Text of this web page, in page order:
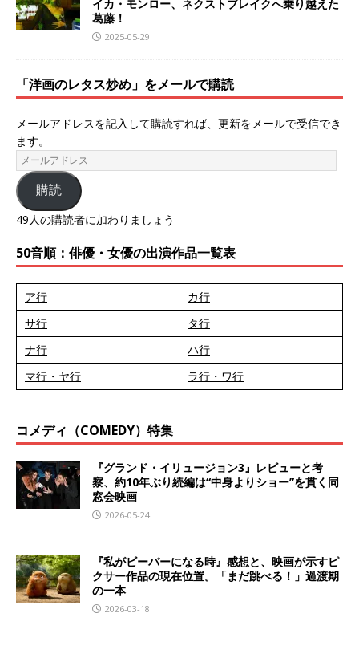
イカ・モンロー、ネクストブレイクへ乗り越えた
葛藤！
2025-05-29
「洋画のレタス炒め」をメールで購読
メールアドレスを記入して購読すれば、更新をメールで受信でき
ます。
購読
49人の購読者に加わりましょう
50音順：俳優・女優の出演作品一覧表
ア行
カ行
サ行
タ行
ナ行
ハ行
マ行・ヤ行
ラ行・ワ行
コメディ（COMEDY）特集
『グランド・イリュージョン3』レビューと考
察、約10年ぶり続編は“中身よりショー”を貫く同
窓会映画
2026-05-24
『私がビーバーになる時』感想と、映画が示すピ
クサー作品の現在位置。「まだ跳べる！」過渡期
の一本
2026-03-18